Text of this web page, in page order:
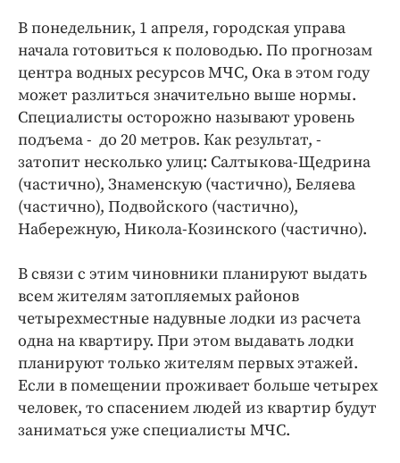
Интересное чтиво
Клиника года
Бренд года
Работодатель года
В понедельник, 1 апреля, городская управа
начала готовиться к половодью. По прогнозам
центра водных ресурсов МЧС, Ока в этом году
может разлиться значительно выше нормы.
Специалисты осторожно называют уровень
подъема - до 20 метров. Как результат, -
затопит несколько улиц: Салтыкова-Щедрина
(частично), Знаменcкую (частично), Беляева
(частично), Подвойского (частично),
Набережную, Никола-Козинского (частично).
В связи с этим чиновники планируют выдать
всем жителям затопляемых районов
четырехместные надувные лодки из расчета
одна на квартиру. При этом выдавать лодки
планируют только жителям первых этажей.
Если в помещении проживает больше четырех
человек, то спасением людей из квартир будут
заниматься уже специалисты МЧС.